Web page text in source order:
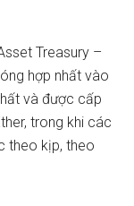
Treasury –
hợp nhất vào
và được cấp
trong khi các
theo kịp, theo